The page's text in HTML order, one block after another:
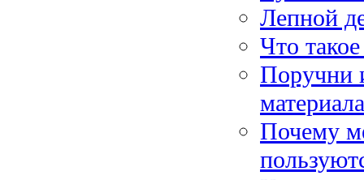
Лепной
Что
Поручни
материала
Почему